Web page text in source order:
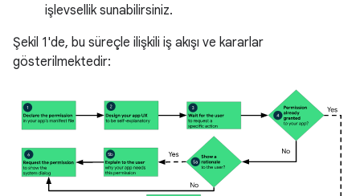
işlevsellik sunabilirsiniz.
Şekil 1'de, bu süreçle ilişkili iş akışı ve kararlar
gösterilmektedir: